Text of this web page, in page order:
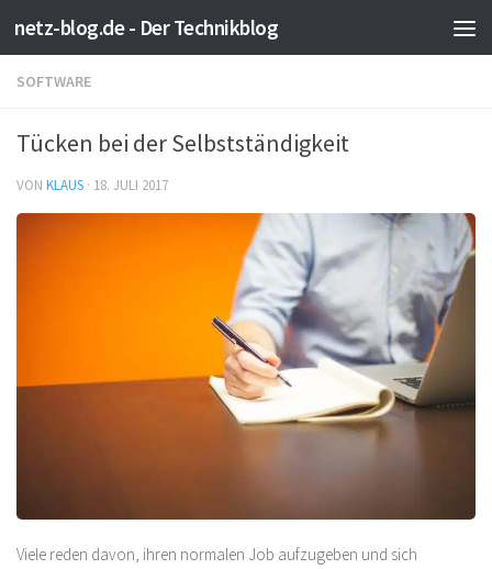
Zum Inhalt springen
netz-blog.de - Der Technikblog
SOFTWARE
Tücken bei der Selbstständigkeit
VON KLAUS · 18. JULI 2017
Viele reden davon, ihren normalen Job aufzugeben und sich